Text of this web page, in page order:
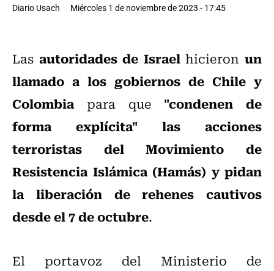
Diario Usach Miércoles 1 de noviembre de 2023 - 17:45
Las autoridades de Israelhicieronun
llamado a los gobiernos de Chile y
Colombia para que "condenen de
forma explícita" las acciones
terroristas del Movimiento de
Resistencia Islámica (Hamás) y pidan
la liberación de rehenes cautivos
desde el 7 de octubre.
El portavoz del Ministerio de